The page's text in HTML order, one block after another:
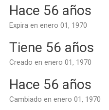
Hace 56 años
Expira en enero 01, 1970
Tiene 56 años
Creado en enero 01, 1970
Hace 56 años
Cambiado en enero 01, 1970